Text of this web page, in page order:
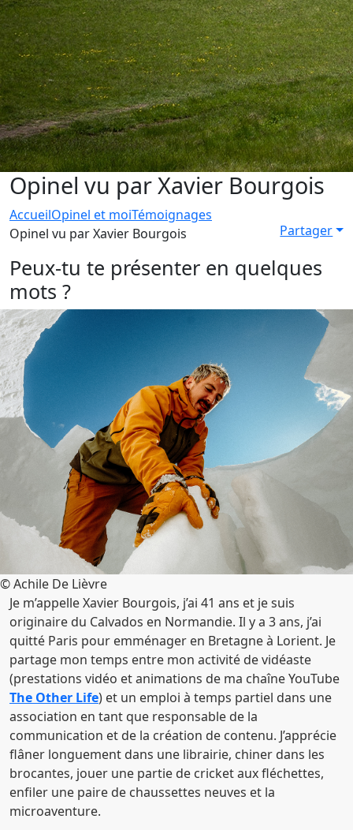
Opinel vu par Xavier Bourgois
AccueilOpinel et moiTémoignages
Opinel vu par Xavier Bourgois
Partager
Peux-tu te présenter en quelques
mots ?
© Achile De Lièvre
Je m’appelle Xavier Bourgois, j’ai 41 ans et je suis
originaire du Calvados en Normandie. Il y a 3 ans, j’ai
quitté Paris pour emménager en Bretagne à Lorient. Je
partage mon temps entre mon activité de vidéaste
(prestations vidéo et animations de ma chaîne YouTube
The Other Life) et un emploi à temps partiel dans une
association en tant que responsable de la
communication et de la création de contenu. J’apprécie
flâner longuement dans une librairie, chiner dans les
brocantes, jouer une partie de cricket aux fléchettes,
enfiler une paire de chaussettes neuves et la
microaventure.